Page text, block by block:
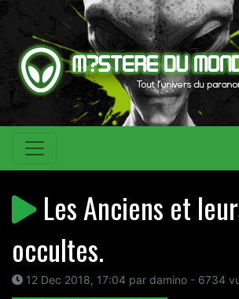
Les Anciens et
occultes.
12 Dec 2018, 17:04 par damino - 6734